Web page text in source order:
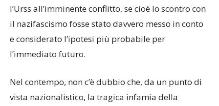
l’Urss all’imminente conflitto, se cioè lo scontro con
il nazifascismo fosse stato davvero messo in conto
e considerato l’ipotesi più probabile per
l’immediato futuro.
Nel contempo, non c’è dubbio che, da un punto di
vista nazionalistico, la tragica infamia della